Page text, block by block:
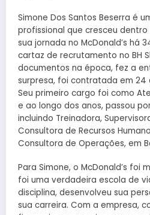
Simone Dos Santos Beserra é
profissional que cresceu dentro
sua jornada no McDonald’s há
cartaz de recrutamento no BH
documentos na época, fez a
surpresa, foi contratada em 24
Seu primeiro cargo foi como
e ao longo dos anos, passou
incluindo Treinadora,
Consultora de Recursos
Consultora de Operações, em
Para Simone, o McDonald’s foi
foi uma verdadeira escola de
disciplina, desenvolveu sua
sua carreira. Com a empresa,